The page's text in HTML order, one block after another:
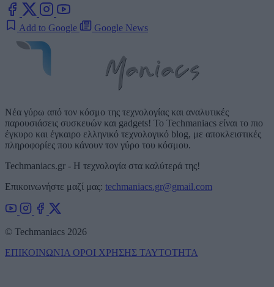
Add to Google Google News
Νέα γύρω από τον κόσμο της τεχνολογίας και αναλυτικές
παρουσιάσεις συσκευών και gadgets! Το Techmaniacs είναι το πιο
έγκυρο και έγκαιρο ελληνικό τεχνολογικό blog, με αποκλειστικές
πληροφορίες που κάνουν τον γύρο του κόσμου.
Techmaniacs.gr - Η τεχνολογία στα καλύτερά της!
Επικοινωνήστε μαζί μας: techmaniacs.gr@gmail.com
© Techmaniacs 2026
ΕΠΙΚΟΙΝΩΝΙΑ ΟΡΟΙ ΧΡΗΣΗΣ ΤΑΥΤΟΤΗΤΑ